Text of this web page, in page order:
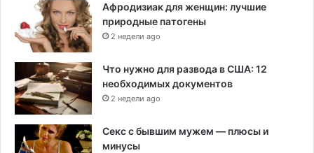
Афродизиак для женщин: лучшие
природные патогены
2 недели ago
Что нужно для развода в США: 12
необходимых документов
2 недели ago
Секс с бывшим мужем — плюсы и
минусы